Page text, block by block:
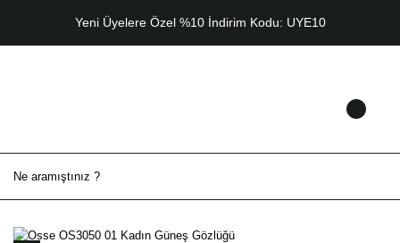
Yeni Üyelere Özel %10 İndirim Kodu: UYE10